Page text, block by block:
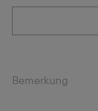
Bemerkung